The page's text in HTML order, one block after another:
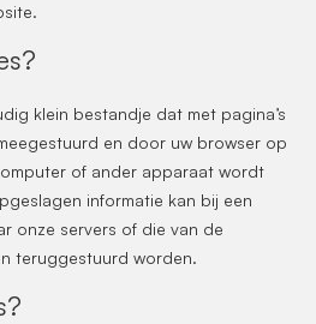
klein bestandje dat met pagina’s
en door uw browser op
of ander apparaat wordt
informatie kan bij een
onze servers of die van de
teruggestuurd worden.